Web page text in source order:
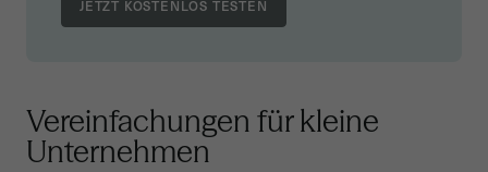
Vereinfachungen für kleine
Unternehmen